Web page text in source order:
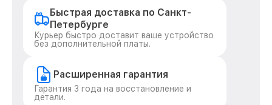
Быстрая доставка по Санкт-
Петербурге
Курьер быстро доставит ваше устройство
без дополнительной платы.
Расширенная гарантия
Гарантия 3 года на восстановление и
детали.